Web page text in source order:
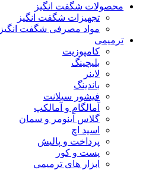
محصولات شگفت انگیز
تجهیزات شگفت انگیز
مواد مصرفی شگفت انگیز
ترمیمی
کامپوزیت
بلیچینگ
لاینر
باندینگ
فیشور سیلانت
آمالگام و آمالکپ
گلاس آینومر و سمان
اسید اچ
پرداخت و پالیش
پست و کور
ابزار های ترمیمی